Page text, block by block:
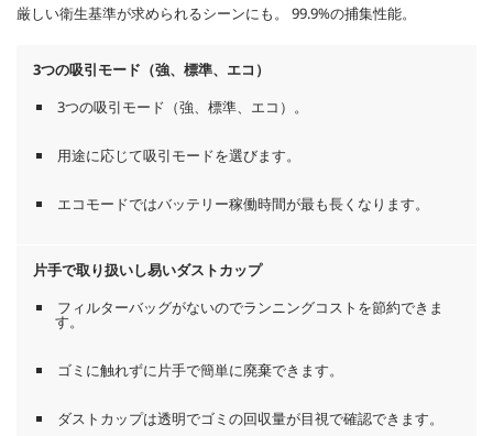
厳しい衛生基準が求められるシーンにも。 99.9%の捕集性能。
3つの吸引モード（強、標準、エコ）
3つの吸引モード（強、標準、エコ）。
用途に応じて吸引モードを選びます。
エコモードではバッテリー稼働時間が最も長くなります。
片手で取り扱いし易いダストカップ
フィルターバッグがないのでランニングコストを節約できま
す。
ゴミに触れずに片手で簡単に廃棄できます。
ダストカップは透明でゴミの回収量が目視で確認できます。